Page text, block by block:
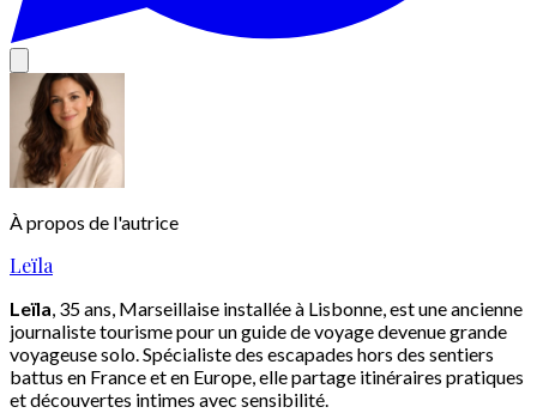
À propos de l'autrice
Leïla
Leïla, 35 ans, Marseillaise installée à Lisbonne, est une ancienne
journaliste tourisme pour un guide de voyage devenue grande
voyageuse solo. Spécialiste des escapades hors des sentiers
battus en France et en Europe, elle partage itinéraires pratiques
et découvertes intimes avec sensibilité.